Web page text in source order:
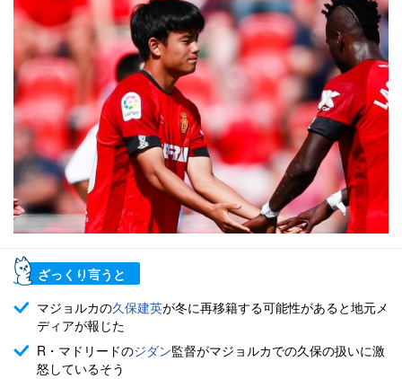
ざっくり言うと
マジョルカの久保建英が冬に再移籍する可能性があると地元メ
ディアが報じた
R・マドリードのジダン監督がマジョルカでの久保の扱いに激
怒しているそう